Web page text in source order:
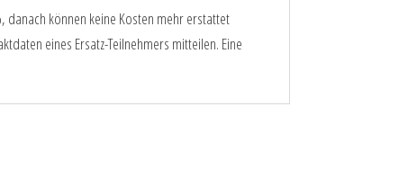
danach können keine Kosten mehr erstattet
eines Ersatz-Teilnehmers mitteilen. Eine